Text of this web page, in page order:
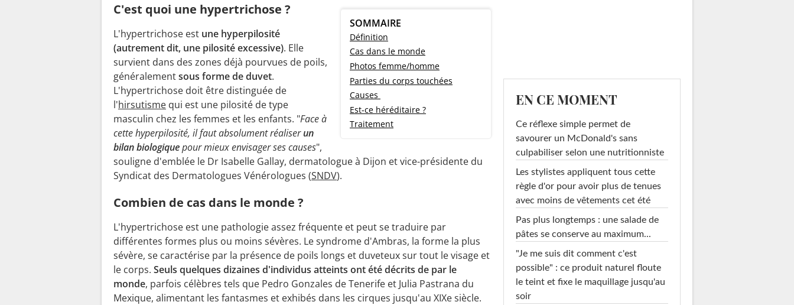
SOMMAIRE
Définition
Cas dans le monde
Photos femme/homme
Parties du corps touchées
Causes
Est-ce héréditaire ?
Traitement
C'est quoi une hypertrichose ?
L'hypertrichose est une hyperpilosité
(autrement dit, une pilosité excessive). Elle
survient dans des zones déjà pourvues de poils,
généralementsous forme de duvet.
L'hypertrichose doit être distinguée de
l'hirsutisme qui est une pilosité de type
masculin chez les femmes et les enfants. "Face à
cette hyperpilosité, il faut absolument réaliserun
bilan biologiquepour mieux envisager ses causes",
souligne d'emblée le Dr Isabelle Gallay, dermatologue à Dijon et vice-présidente du
Syndicat des Dermatologues Vénérologues (SNDV).
Combien de cas dans le monde ?
L'hypertrichose est une pathologie assez fréquente et peut se traduire par
différentes formes plus ou moins sévères. Le syndrome d'Ambras, la forme la plus
sévère, se caractérise par la présence de poils longs et duveteux sur tout le visage et
le corps. Seuls quelques dizaines d'individus atteints ont été décrits de par le
monde, parfois célèbres tels que Pedro Gonzales de Tenerife et Julia Pastrana du
Mexique, alimentant les fantasmes et exhibés dans les cirques jusqu'au XIXe siècle.
EN CE MOMENT
Ce réflexe simple permet de
savourer un McDonald's sans
culpabiliser selon une nutritionniste
Les stylistes appliquent tous cette
règle d'or pour avoir plus de tenues
avec moins de vêtements cet été
Pas plus longtemps : une salade de
pâtes se conserve au maximum...
"Je me suis dit comment c'est
possible" : ce produit naturel floute
le teint et fixe le maquillage jusqu'au
soir